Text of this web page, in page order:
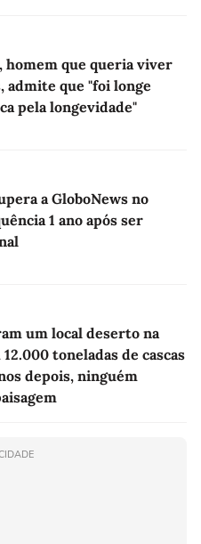
homem que queria viver
admite que "foi longe
pela longevidade"
a GloboNews no
1 ano após ser
um local deserto na
toneladas de cascas
depois, ninguém